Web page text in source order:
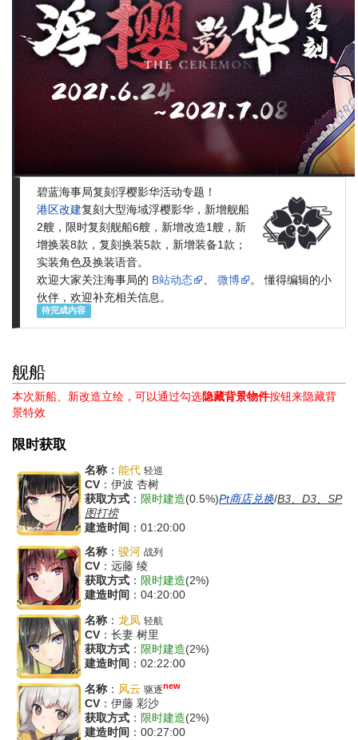
碧蓝海事局复刻浮樱影华活动专题！
港区改建复刻大型海域浮樱影华，新增舰船
2艘，限时复刻舰船6艘，新增改造1艘，新
增换装8款，复刻换装5款，新增装备1款；
实装角色及换装语音。
欢迎大家关注海事局的 B站动态 、 微博
。 懂得编辑的小
伙伴，欢迎补充相关信息。
待完成内容
舰船
本次新船、新改造立绘，可以通过勾选隐藏背景物件按钮来隐藏背
景特效
限时获取
名称 ： 能代 轻巡
CV ：伊波 杏树
获取方式 ： 限时建造(0.5%)Pt商店兑换/B3、D3、SP
图打捞
建造时间 ：01:20:00
名称 ： 骏河 战列
CV ：远藤 绫
获取方式 ： 限时建造(2%)
建造时间 ：04:20:00
名称 ： 龙凤 轻航
CV ：长妻 树里
获取方式 ： 限时建造(2%)
建造时间 ：02:22:00
名称 ： 风云 驱逐new
CV ：伊藤 彩沙
获取方式 ： 限时建造(2%)
建造时间 ：00:27:00